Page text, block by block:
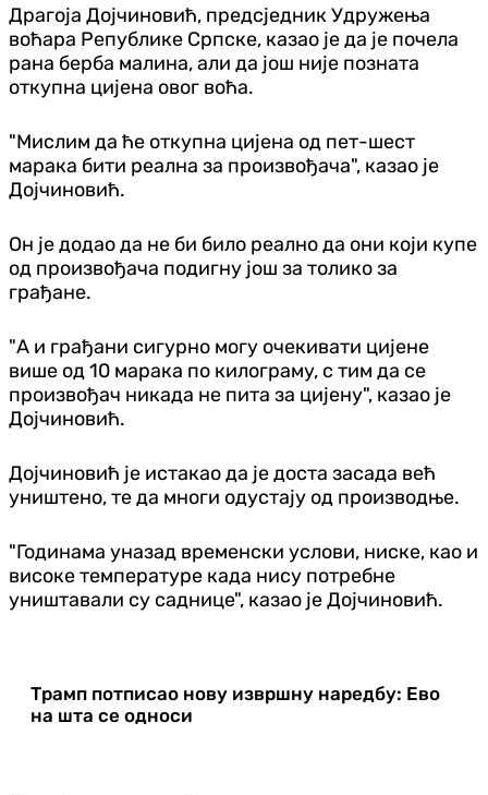
Драгоја Дојчиновић, предсједник Удружења
воћара Републике Српске, казао је да је почела
рана берба малина, али да још није позната
откупна цијена овог воћа.
"Мислим да ће откупна цијена од пет-шест
марака бити реална за произвођача", казао је
Дојчиновић.
Он је додао да не би било реално да они који купе
од произвођача подигну још за толико за
грађане.
"А и грађани сигурно могу очекивати цијене
више од 10 марака по килограму, с тим да се
произвођач никада не пита за цијену", казао је
Дојчиновић.
Дојчиновић је истакао да је доста засада већ
уништено, те да многи одустају од производње.
"Годинама уназад временски услови, ниске, као и
високе температуре када нису потребне
уништавали су саднице", казао је Дојчиновић.
Трамп потписао нову извршну наредбу: Ево
на шта се односи